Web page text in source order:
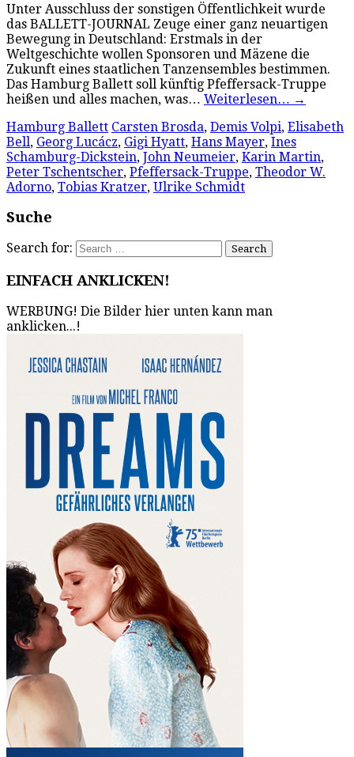
Unter Ausschluss der sonstigen Öffentlichkeit wurde
das BALLETT-JOURNAL Zeuge einer ganz neuartigen
Bewegung in Deutschland: Erstmals in der
Weltgeschichte wollen Sponsoren und Mäzene die
Zukunft eines staatlichen Tanzensembles bestimmen.
Das Hamburg Ballett soll künftig Pfeffersack-Truppe
heißen und alles machen, was… Weiterlesen… →
Hamburg Ballett Carsten Brosda, Demis Volpi, Elisabeth
Bell, Georg Lucácz, Gigi Hyatt, Hans Mayer, Ines
Schamburg-Dickstein, John Neumeier, Karin Martin,
Peter Tschentscher, Pfeffersack-Truppe, Theodor W.
Adorno, Tobias Kratzer, Ulrike Schmidt
Suche
Search for:
EINFACH ANKLICKEN!
WERBUNG! Die Bilder hier unten kann man
anklicken...!